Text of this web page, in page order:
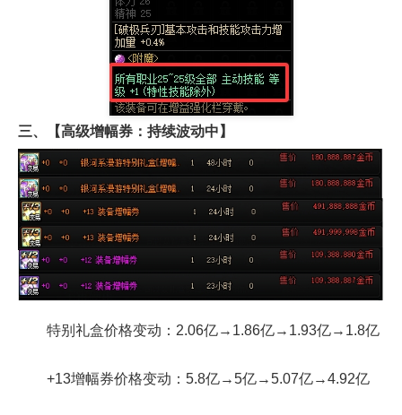
三、【高级增幅券：持续波动中】
特别礼盒价格变动：2.06亿→1.86亿→1.93亿→1.8亿
+13增幅券价格变动：5.8亿→5亿→5.07亿→4.92亿